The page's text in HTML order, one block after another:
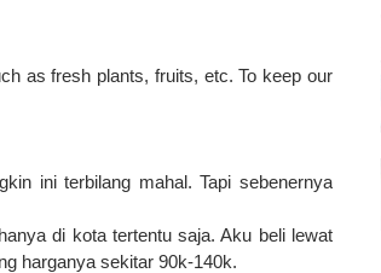
as fresh plants, fruits, etc. To keep our
ini terbilang mahal. Tapi sebenernya
di kota tertentu saja. Aku beli lewat
harganya sekitar 90k-140k.